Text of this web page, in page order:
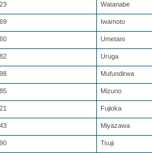
Watanabe
Iwamoto
Umetani
Uruga
Mufundirwa
Mizuno
Fujioka
Miyazawa
Tsuji